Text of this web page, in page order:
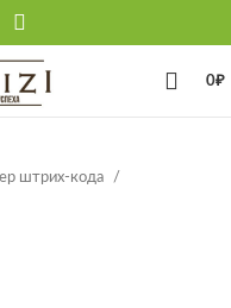
0₽
штрих-кода